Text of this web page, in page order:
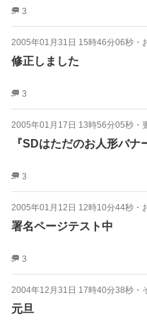
3
2005年01月31日 15時46分06秒 ・
修正しました
3
2005年01月17日 13時56分05秒 ・
『SDはただのお人形バ
3
2005年01月12日 12時10分44秒 ・
署名ページテスト中
3
2004年12月31日 17時40分38秒 ・
元旦